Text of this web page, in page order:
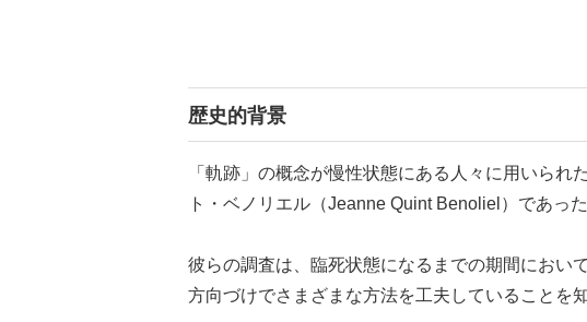
歴史的背景
「軌跡」の概念が慢性状態にある人々に用いら
ト・ベノリエル（Jeanne Quint Benoliel）であった
彼らの調査は、臨死状態になるまでの期間におい
方向づけでさまざまな方法を工夫していることを知